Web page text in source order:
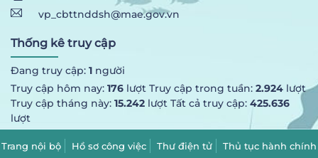
vp_cbttnddsh@mae.gov.vn
Thống kê truy cập
Đang truy cập: 1 người
Truy cập hôm nay: 176 lượt Truy cập trong tuần: 2.924 lượt
Truy cập tháng này: 15.242 lượt Tất cả truy cập: 425.636
lượt
Trang nội bộ Hồ sơ công việc Thư điện tử Thủ tục hành chính